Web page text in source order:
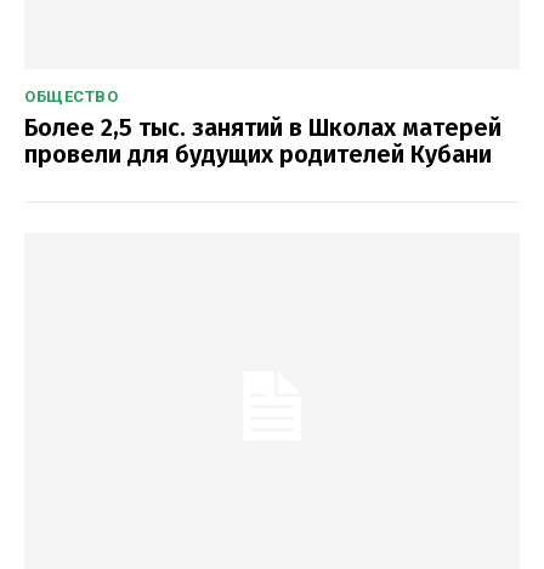
ОБЩЕСТВО
Более 2,5 тыс. занятий в Школах матерей
провели для будущих родителей Кубани